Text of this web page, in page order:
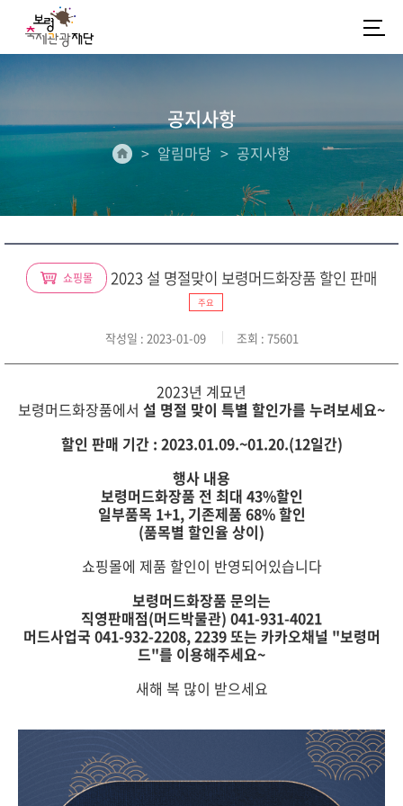
공지사항
알림마당 공지사항
쇼핑몰 2023 설 명절맞이 보령머드화장품 할인 판매
주요
작성일 : 2023-01-09 조회 : 75601
2023년 계묘년
보령머드화장품에서 설 명절 맞이 특별 할인가를 누려보세요~
할인 판매 기간 : 2023.01.09.~01.20.(12일간)
행사 내용
보령머드화장품 전 최대 43%할인
일부품목 1+1, 기존제품 68% 할인
(품목별 할인율 상이)
쇼핑몰에 제품 할인이 반영되어있습니다
보령머드화장품 문의는
직영판매점(머드박물관) 041-931-4021
머드사업국 041-932-2208, 2239 또는 카카오채널 "보령머
드"를 이용해주세요~
새해 복 많이 받으세요